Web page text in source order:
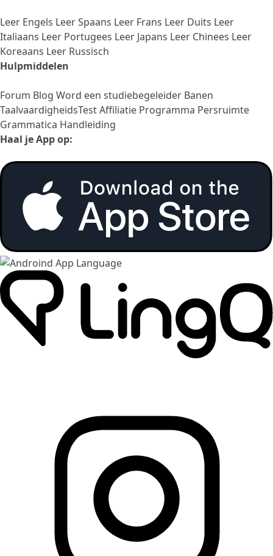
Leer Engels Leer Spaans Leer Frans Leer Duits Leer
Italiaans Leer Portugees Leer Japans Leer Chinees Leer
Koreaans Leer Russisch
Hulpmiddelen
Forum Blog Word een studiebegeleider Banen
TaalvaardigheidsTestAffiliatie Programma Persruimte
Grammatica Handleiding
Haal je App op: